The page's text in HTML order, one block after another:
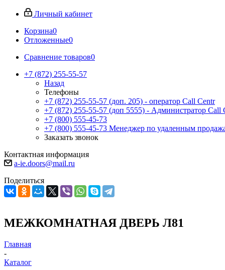
Личный кабинет
Корзина0
Отложенные0
Сравнение товаров0
+7 (872) 255-55-57
Назад
Телефоны
+7 (872) 255-55-57 (доп. 205) - оператор Call Centr
+7 (872) 255-55-57 (доп 5555) - Администратор Call
+7 (800) 555-45-73
+7 (800) 555-45-73 Менеджер по удаленным
Заказать звонок
Контактная информация
a-ie.doors@mail.ru
Поделиться
МЕЖКОМНАТНАЯ ДВЕРЬ Л81
Главная
-
Каталог